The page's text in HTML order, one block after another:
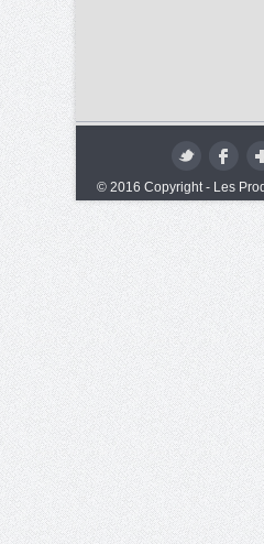
© 2016 Copyright - Les